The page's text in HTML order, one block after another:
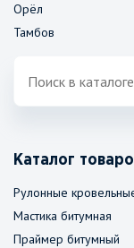
Орёл
Тамбов
Каталог
Рулонные
Мастика битумная
Праймер битумный